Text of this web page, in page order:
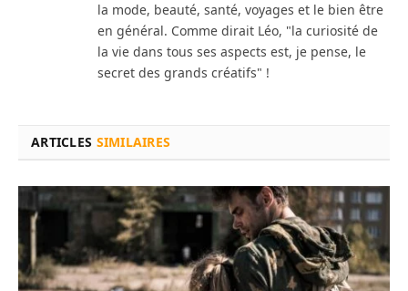
la mode, beauté, santé, voyages et le bien être
en général. Comme dirait Léo, "la curiosité de
la vie dans tous ses aspects est, je pense, le
secret des grands créatifs" !
ARTICLES SIMILAIRES